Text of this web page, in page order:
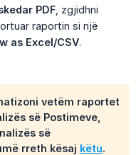
PDF , zgjidhni
raportin si një
as Excel/CSV.
vetëm raportet
së Postimeve,
së
rreth kësaj këtu.